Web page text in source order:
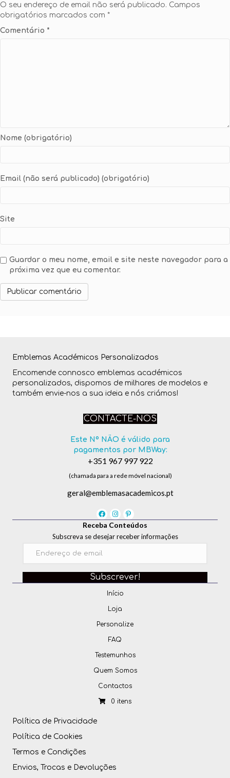
O seu endereço de email não será publicado. Campos
obrigatórios marcados com *
Comentário *
Nome (obrigatório)
Email (não será publicado) (obrigatório)
Site
Guardar o meu nome, email e site neste navegador para a
próxima vez que eu comentar.
Emblemas Académicos Personalizados
Encomende connosco emblemas académicos
personalizados, dispomos de milhares de modelos e
também envie-nos a sua ideia e nós criámos!
CONTACTE-NOS
Este Nº NÃO é válido para
pagamentos por MBWay:
+351 967 997 922
(chamada para a rede móvel nacional)
geral@emblemasacademicos.pt
Receba Conteúdos
Subscreva se desejar receber informações
Subscrever!
Início
Loja
Personalize
FAQ
Testemunhos
Quem Somos
Contactos
0 itens
Política de Privacidade
Política de Cookies
Termos e Condições
Envios, Trocas e Devoluções